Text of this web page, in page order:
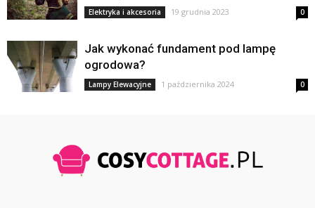
Elektryka i akcesoria 19 grudnia 2023 0
Jak wykonać fundament pod lampę
ogrodowa?
Lampy Elewacyjne 1 października 2024 0